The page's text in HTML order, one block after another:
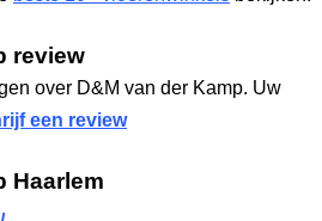
review
over D&M van der Kamp. Uw
een review
Haarlem